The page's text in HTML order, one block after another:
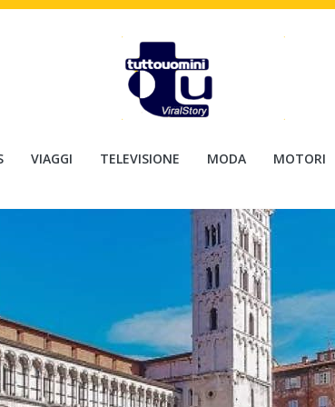
VIAGGI TELEVISIONE MODA MOTORI